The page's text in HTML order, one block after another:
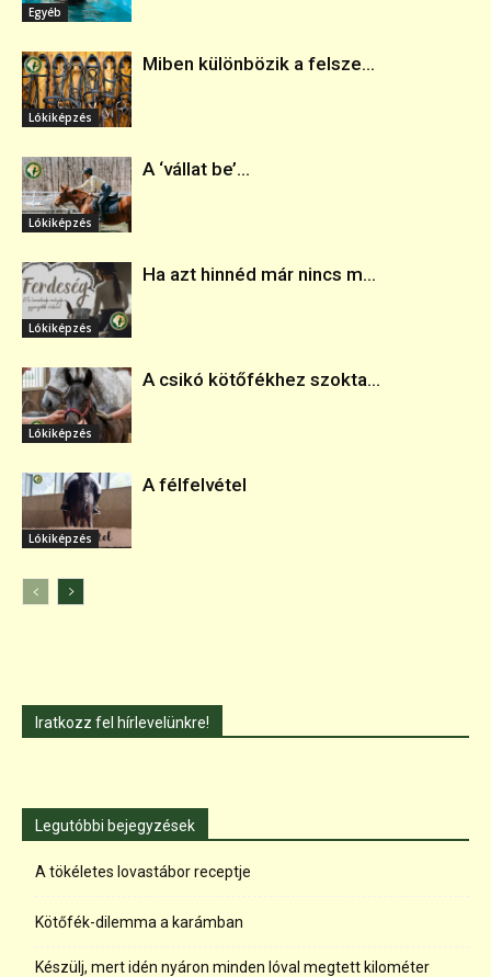
Egyéb
Lókiképzés
Miben különbözik a felsze...
Lókiképzés
A ‘vállat be’...
Lókiképzés
Ha azt hinnéd már nincs m...
Lókiképzés
A csikó kötőfékhez szokta...
Lókiképzés
A félfelvétel
Iratkozz fel hírlevelünkre!
Legutóbbi bejegyzések
A tökéletes lovastábor receptje
Kötőfék-dilemma a karámban
Készülj, mert idén nyáron minden lóval megtett kilométer